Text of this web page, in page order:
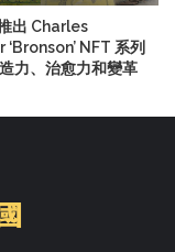
出 Charles
NFT 系列
力、治愈力和變革